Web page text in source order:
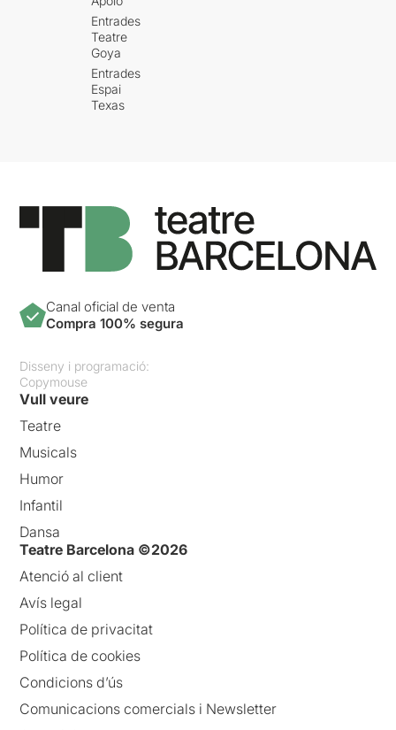
Entrades
Teatre
Goya
Entrades
Espai
Texas
Canal oficial de venta
Compra 100% segura
Disseny i programació:
Copymouse
Vull veure
Teatre
Musicals
Humor
Infantil
Dansa
Teatre Barcelona ©2026
Atenció al client
Avís legal
Política de privacitat
Política de cookies
Condicions d’ús
Comunicacions comercials i Newsletter